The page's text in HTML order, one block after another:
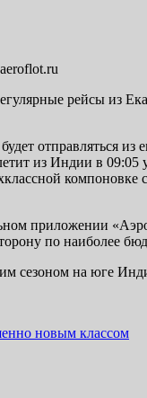
рейсы из
отправляться
из Индии в
компоновке
приложении
по наиболее
сезоном на юге
новым классом